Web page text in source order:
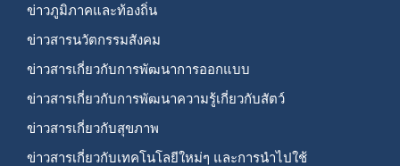
ข่าวภูมิภาคและท้องถิ่น
ข่าวสารนวัตกรรมสังคม
ข่าวสารเกี่ยวกับการพัฒนาการออกแบบ
ข่าวสารเกี่ยวกับการพัฒนาความรู้เกี่ยวกับสัตว์
ข่าวสารเกี่ยวกับสุขภาพ
ข่าวสารเกี่ยวกับเทคโนโลยีใหม่ๆ และการนำไปใช้